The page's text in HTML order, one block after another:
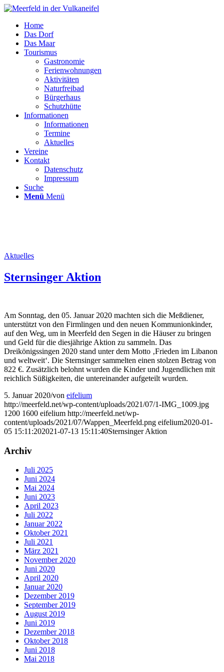
Home
Das Dorf
Das Maar
Tourismus
Gastronomie
Ferienwohnungen
Aktivitäten
Naturfreibad
Bürgerhaus
Schutzhütte
Informationen
Informationen
Termine
Aktuelles
Vereine
Kontakt
Datenschutz
Impressum
Suche
Menü Menü
Aktuelles
Sternsinger Aktion
Am Sonntag, den 05. Januar 2020 machten sich die Meßdiener,
unterstützt von den Firmlingen und den neuen Kommunionkinder,
auf den Weg, um in Meerfeld den Segen in die Häuser zu bringen
und Geld für die diesjährige Aktion zu sammeln. Das
Dreikönigssingen 2020 stand unter dem Motto ‚Frieden im Libanon
und weltweit‘. Die Sternsinger sammelten einen stolzen Betrag von
822 €. Zusätzlich belohnt wurden die Kinder und Jugendlichen mit
reichlich Süßigkeiten, die untereinander aufgeteilt wurden.
5. Januar 2020/von eifelium
http://meerfeld.net/wp-content/uploads/2021/07/1-IMG_1009.jpg
1200 1600 eifelium http://meerfeld.net/wp-
content/uploads/2021/07/Wappen_Meerfeld.png eifelium2020-01-
05 15:11:202021-07-13 15:11:40Sternsinger Aktion
Archiv
Juli 2025
Juni 2024
Mai 2024
Juni 2023
April 2023
Juli 2022
Januar 2022
Oktober 2021
Juli 2021
März 2021
November 2020
Juni 2020
April 2020
Januar 2020
Dezember 2019
September 2019
August 2019
Juni 2019
Dezember 2018
Oktober 2018
Juni 2018
Mai 2018